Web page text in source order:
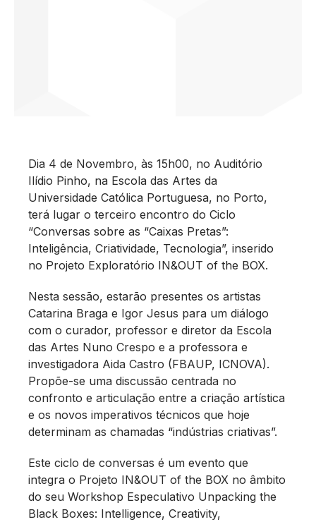
Dia 4 de Novembro, às 15h00, no Auditório
Ilídio Pinho, na Escola das Artes da
Universidade Católica Portuguesa, no Porto,
terá lugar o terceiro encontro do Ciclo
“Conversas sobre as “Caixas Pretas”:
Inteligência, Criatividade, Tecnologia”, inserido
no Projeto Exploratório IN&OUT of the BOX.
Nesta sessão, estarão presentes os artistas
Catarina Braga e Igor Jesus para um diálogo
com o curador, professor e diretor da Escola
das Artes Nuno Crespo e a professora e
investigadora Aida Castro (FBAUP, ICNOVA).
Propõe-se uma discussão centrada no
confronto e articulação entre a criação artística
e os novos imperativos técnicos que hoje
determinam as chamadas “indústrias criativas”.
Este ciclo de conversas é um evento que
integra o Projeto IN&OUT of the BOX no âmbito
do seu Workshop Especulativo Unpacking the
Black Boxes: Intelligence, Creativity,